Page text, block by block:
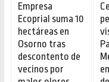
Empresa
Ecoprial suma 10
hectáreas en
Osorno tras
descontento de
vecinos por